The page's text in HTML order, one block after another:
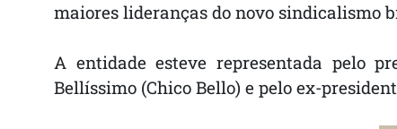
maiores lideranças do novo sindicalismo
A entidade esteve representada pelo
Bellíssimo (Chico Bello) e pelo ex-